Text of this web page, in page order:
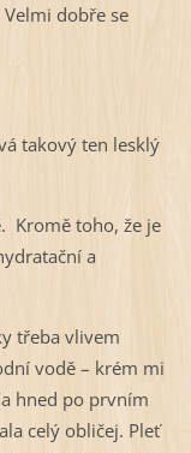
dobře se
takový ten lesklý
Kromě toho, že je
a
třeba vlivem
vodě – krém mi
hned po prvním
celý obličej. Pleť